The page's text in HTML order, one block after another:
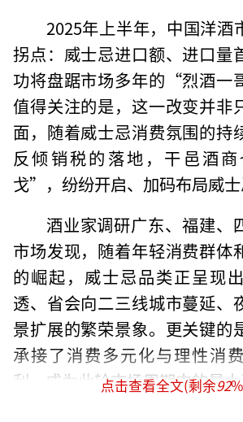
2025年上半年，中国洋酒
拐点：威士忌进口额、进口量
功将盘踞市场多年的“烈酒一
值得关注的是，这一改变并非
面，随着威士忌消费氛围的持
反倾销税的落地，干邑酒
戈”，纷纷开启、加码布局威士
酒业家调研广东、福建、
市场发现，随着年轻消费群体
的崛起，威士忌品类正呈现
透、省会向二三线城市蔓延、
景扩展的繁荣景象。更关键的
承接了消费多元化与理性消
利，成为此轮市场周期中的最大
点击查看全文(剩余92